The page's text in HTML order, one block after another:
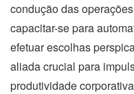
condução das
capacitar-se para
efetuar escolhas
aliada crucial para
produtividade